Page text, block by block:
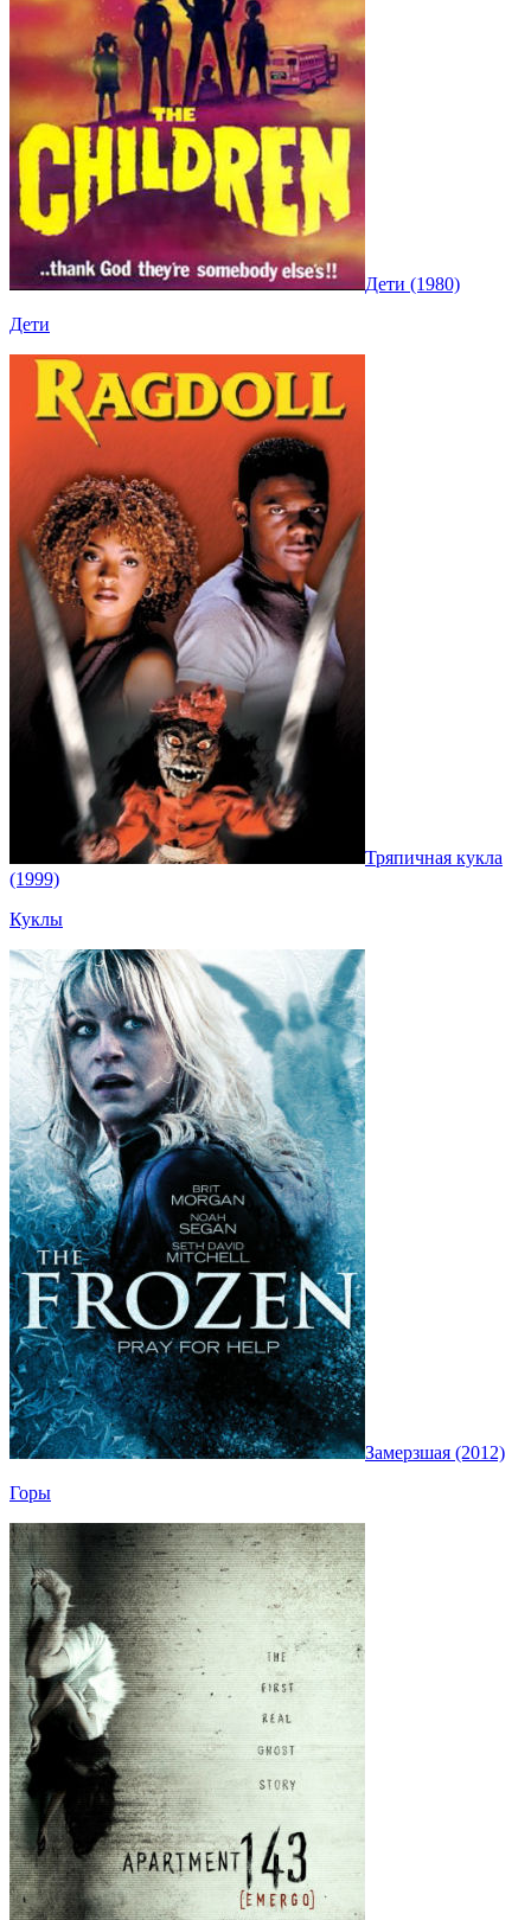
Дети (1980)
Дети
Тряпичная кукла
(1999)
Куклы
Замерзшая (2012)
Горы